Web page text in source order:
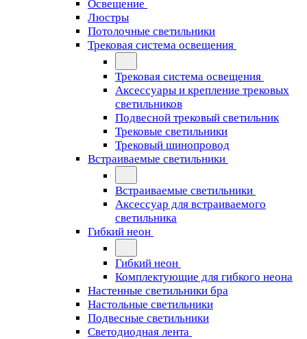
Освещение
Люстры
Потолочные светильники
Трековая система освещения
Трековая система освещения
Аксессуары и крепление трековых
светильников
Подвесной трековый светильник
Трековые светильники
Трековый шинопровод
Встраиваемые светильники
Встраиваемые светильники
Аксессуар для встраиваемого
светильника
Гибкий неон
Гибкий неон
Комплектующие для гибкого неона
Настенные светильники бра
Настольные светильники
Подвесные светильники
Светодиодная лента